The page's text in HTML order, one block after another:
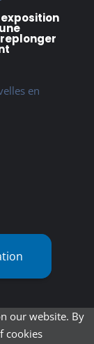
en
our website. By
cookies